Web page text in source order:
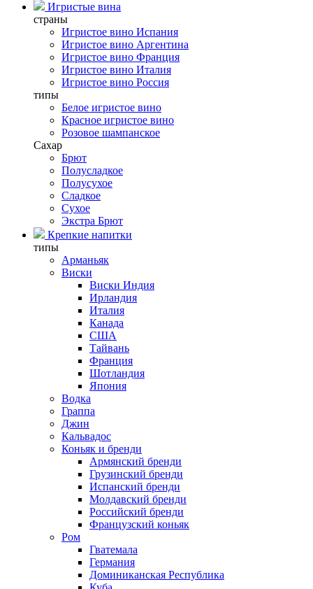
Игристые вина
страны
Игристое вино Испания
Игристое вино Аргентина
Игристое вино Франция
Игристое вино Италия
Игристое вино Россия
типы
Белое игристое вино
Красное игристое вино
Розовое шампанское
Сахар
Брют
Полусладкое
Полусухое
Сладкое
Сухое
Экстра Брют
Крепкие напитки
типы
Арманьяк
Виски
Виски Индия
Ирландия
Италия
Канада
США
Тайвань
Франция
Шотландия
Япония
Водка
Граппа
Джин
Кальвадос
Коньяк и бренди
Армянский бренди
Грузинский бренди
Испанский бренди
Молдавский бренди
Российский бренди
Французский коньяк
Ром
Гватемала
Германия
Доминиканская Республика